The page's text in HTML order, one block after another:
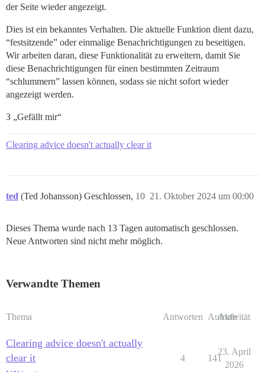
der Seite wieder angezeigt.
Dies ist ein bekanntes Verhalten. Die aktuelle Funktion dient dazu,
“festsitzende” oder einmalige Benachrichtigungen zu beseitigen.
Wir arbeiten daran, diese Funktionalität zu erweitern, damit Sie
diese Benachrichtigungen für einen bestimmten Zeitraum
“schlummern” lassen können, sodass sie nicht sofort wieder
angezeigt werden.
3 „Gefällt mir“
Clearing advice doesn't actually clear it
ted (Ted Johansson) Geschlossen, 21. Oktober 2024 um 00:00
10
Dieses Thema wurde nach 13 Tagen automatisch geschlossen.
Neue Antworten sind nicht mehr möglich.
Verwandte Themen
Thema Antworten Aufrufe
Aktivität
Clearing advice doesn't actually
clear it
4 141
23. April
2026